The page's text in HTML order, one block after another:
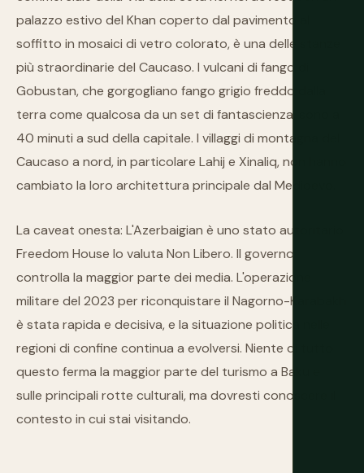
palazzo estivo del Khan coperto dal pavimento al
soffitto in mosaici di vetro colorato, è una delle stanze
più straordinarie del Caucaso. I vulcani di fango di
Gobustan, che gorgogliano fango grigio freddo dalla
terra come qualcosa da un set di fantascienza, sono a
40 minuti a sud della capitale. I villaggi di montagna del
Caucaso a nord, in particolare Lahij e Xinaliq, non hanno
cambiato la loro architettura principale dal Medioevo.
La caveat onesta: L'Azerbaigian è uno stato autoritario.
Freedom House lo valuta Non Libero. Il governo
controlla la maggior parte dei media. L'operazione
militare del 2023 per riconquistare il Nagorno-Karabakh
è stata rapida e decisiva, e la situazione politica nelle
regioni di confine continua a evolversi. Niente di tutto
questo ferma la maggior parte del turismo a Baku e
sulle principali rotte culturali, ma dovresti conoscere il
contesto in cui stai visitando.